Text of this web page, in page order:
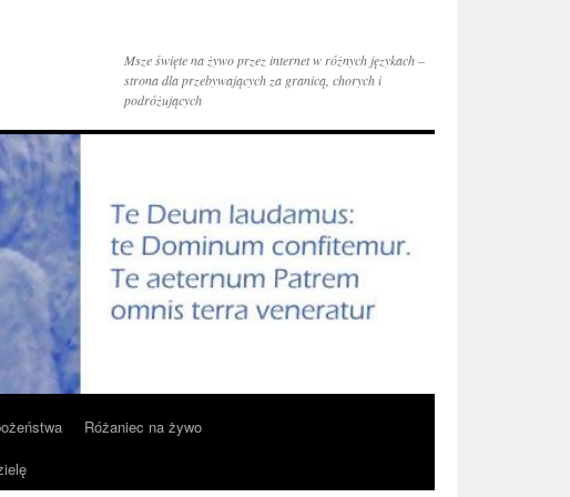
Msze święte na żywo przez internet w różnych językach –
strona dla przebywających za granicą, chorych i
podróżujących
Różaniec na żywo